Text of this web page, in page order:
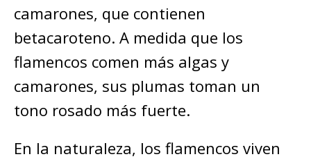
camarones, que contienen
betacaroteno. A medida que los
flamencos comen más algas y
camarones, sus plumas toman un
tono rosado más fuerte.
En la naturaleza, los flamencos viven